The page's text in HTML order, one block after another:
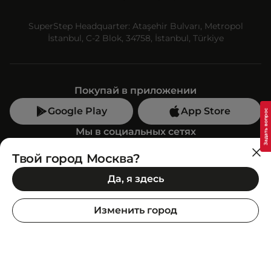
SuperStep Headquarter: Ataşehir Bulvarı, Metropol
İstanbul, C-2 Blok, 34758, İstanbul, Türkiye
Покупай в приложении
Google Play
App Store
Мы в социальных сетях
Позвони нам
+7 (499) 350-55-33
C 10:00 до 19:00
SuperStep-бот
Твой город Москва?
Да, я здесь
Изменить город